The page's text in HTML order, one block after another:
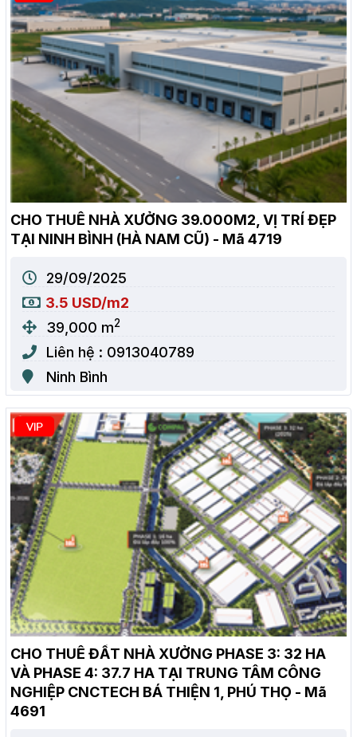
CHO THUÊ NHÀ XƯỞNG 39.000M2, VỊ TRÍ ĐẸP
TẠI NINH BÌNH (HÀ NAM CŨ) - Mã 4719
29/09/2025
3.5 USD/m2
39,000 m2
Liên hệ : 0913040789
Ninh Bình
CHO THUÊ ĐẤT NHÀ XƯỞNG PHASE 3: 32 HA
VÀ PHASE 4: 37.7 HA TẠI TRUNG TÂM CÔNG
NGHIỆP CNCTECH BÁ THIỆN 1, PHÚ THỌ - Mã
4691